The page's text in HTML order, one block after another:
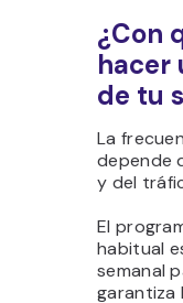
¿Con
hacer
de tu
La
depende
y del
El
habitual
semanal
garantiza